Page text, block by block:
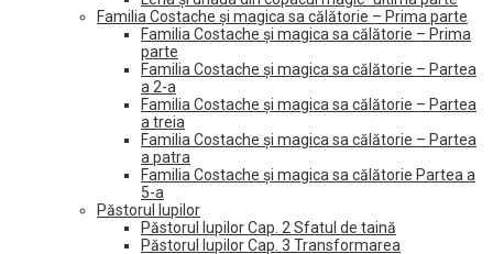
Familia Costache și magica sa călătorie – Prima parte
Familia Costache și magica sa călătorie – Prima
parte
Familia Costache și magica sa călătorie – Partea
a 2-a
Familia Costache și magica sa călătorie – Partea
a treia
Familia Costache și magica sa călătorie – Partea
a patra
Familia Costache și magica sa călătorie Partea a
5-a
Păstorul lupilor
Păstorul lupilor Cap. 2 Sfatul de taină
Păstorul lupilor Cap. 3 Transformarea